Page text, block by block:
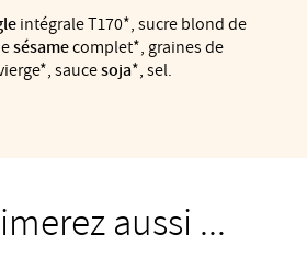
intégrale T170*, sucre blond de
sésamecomplet*, graines de
saucesoja*, sel.
aussi ...